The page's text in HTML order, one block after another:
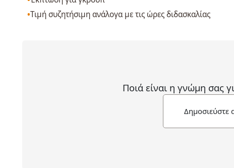
Τιμή συζητήσιμη ανάλογα με τις ώρες διδασκαλίας
Ποιά είναι η γνώμη σας
Δημοσιεύστε